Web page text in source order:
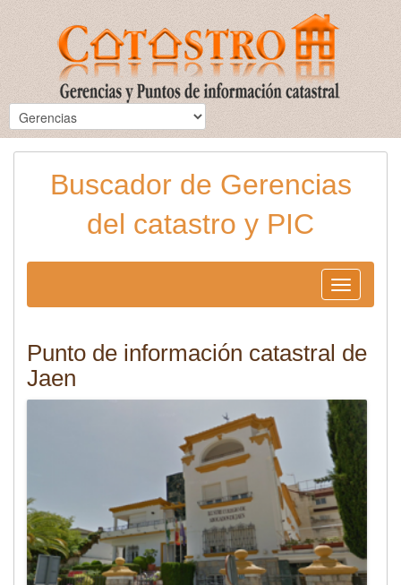
Buscador de Gerencias
del catastro y PIC
Toggle
navigation
Punto de información catastral de
Jaen